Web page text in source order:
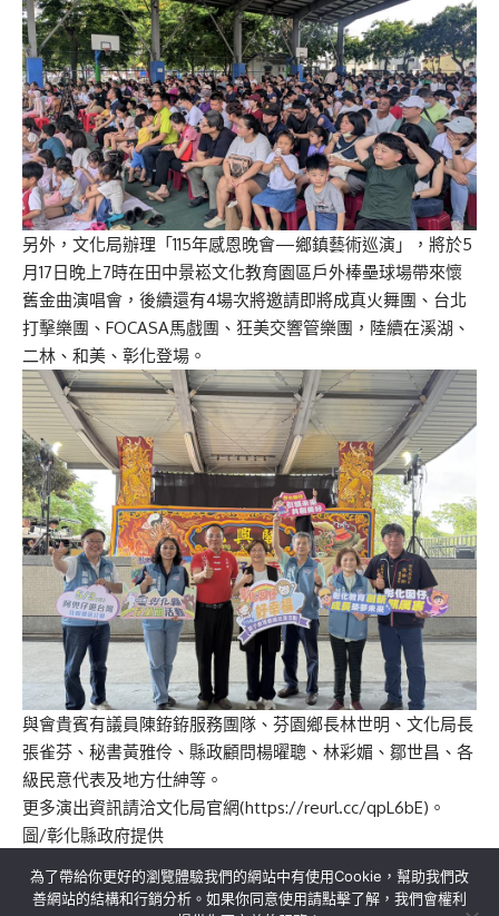
另外，文化局辦理「115年感恩晚會—鄉鎮藝術巡演」，將於5
月17日晚上7時在田中景崧文化教育園區戶外棒壘球場帶來懷
舊金曲演唱會，後續還有4場次將邀請即將成真火舞團、台北
打擊樂團、FOCASA馬戲團、狂美交響管樂團，陸續在溪湖、
二林、和美、彰化登場。
與會貴賓有議員陳銌銌服務團隊、芬園鄉長林世明、文化局長
張雀芬、秘書黃雅伶、縣政顧問楊曜聰、林彩媚、鄒世昌、各
級民意代表及地方仕紳等。
更多演出資訊請洽文化局官網(https://reurl.cc/qpL6bE)。
圖/彰化縣政府提供
為了帶給你更好的瀏覽體驗我們的網站中有使用Cookie，幫助我們改
善網站的結構和行銷分析。如果你同意使用請點擊了解，我們會權利